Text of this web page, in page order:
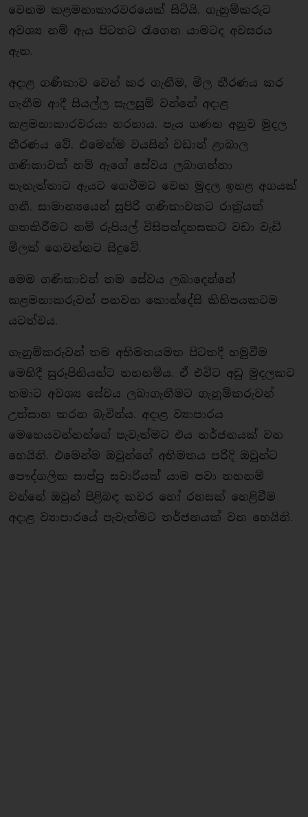
වෙනම කළමනාකාරවරයෙක් සිටියි. ගැනුම්කරුට
අවශ්‍ය නම් ඇය පිටතට රැගෙන යාමටද අවසරය
ඇත.
අදාළ ගණිකාව වෙන් කර ගැනීම, මිල තීරණය කර
ගැනීම ආදී සියල්ල සැලසුම් වන්නේ අදාළ
කළමනාකාරවරයා හරහාය. පැය ගණන අනුව මුදල
තීරණය වේ. එමෙන්ම වයසින් වඩාත් ළාබාල
ගණිකාවක් නම් ඇගේ සේවය ලබාගන්නා
තැනැත්තාට ඇයට ගෙවීමට වෙන මුදල ඉහළ අගයක්
ගනී. සාමාන්‍යයෙන් සුපිරි ගණිකාවකට රාත‍්‍රියක්
ගතකිරීමට නම් රුපියල් විසිපන්දහසකට වඩා වැඩි
මිලක් ගෙවන්නට සිදුවේ.
මෙම ගණිකාවන් තම සේවය ලබාදෙන්නේ
කළමනාකරුවන් පනවන කොන්දේසි කිහිපයකටම
යටත්වය.
ගැනුම්කරුවන් තම අභිමතයමත පිටතදී හමුවීම
මෙහිදී සුරූපිනියන්ට තහනම්ය. ඒ එවිට අඩු මුදලකට
තමාට අවශ්‍ය සේවය ලබාගැනීමට ගැනුම්කරුවන්
උත්සාහ කරන බැවින්ය. අදාළ ව්‍යාපාරය
මෙහෙයවන්නන්ගේ පැවැත්මට එය තර්ජනයක් වන
හෙයිනි. එමෙන්ම ඔවුන්ගේ අභිමතය පරිදි ඔවුන්ට
පෞද්ගලික සාප්පු සවාරියක් යාම පවා තහනම්
වන්නේ ඔවුන් පිළිබඳ කවර හෝ රහසක් හෙළිවීම
අදාළ ව්‍යාපාරයේ පැවැත්මට තර්ජනයක් වන හෙයිනි.